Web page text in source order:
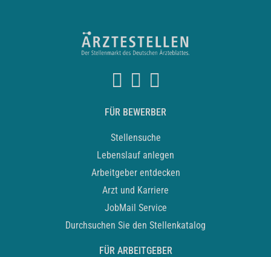
FÜR BEWERBER
Stellensuche
Lebenslauf anlegen
Arbeitgeber entdecken
Arzt und Karriere
JobMail Service
Durchsuchen Sie den Stellenkatalog
FÜR ARBEITGEBER